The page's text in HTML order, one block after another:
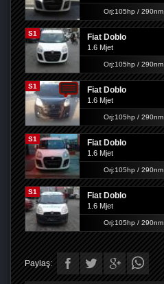
Orj:105hp / 290nm
S1 Fiat Doblo
1.6 Mjet
Orj:105hp / 290nm
S1 Fiat Doblo
1.6 Mjet
Orj:105hp / 290nm
S1 Fiat Doblo
1.6 Mjet
Orj:105hp / 290nm
S1 Fiat Doblo
1.6 Mjet
Orj:105hp / 290nm
Paylaş: